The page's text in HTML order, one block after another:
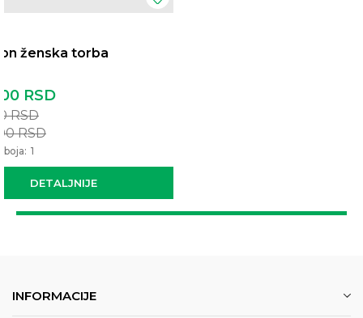
ženska torba
DETALJNIJE
RSD
RSD
RSD
boja: 1
INFORMACIJE